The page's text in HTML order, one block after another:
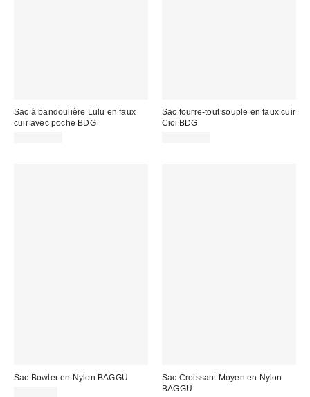
Sac à bandoulière Lulu en faux
cuir avec poche BDG
Sac fourre-tout souple en faux cuir
Cici BDG
Sac Bowler en Nylon BAGGU
Sac Croissant Moyen en Nylon
BAGGU